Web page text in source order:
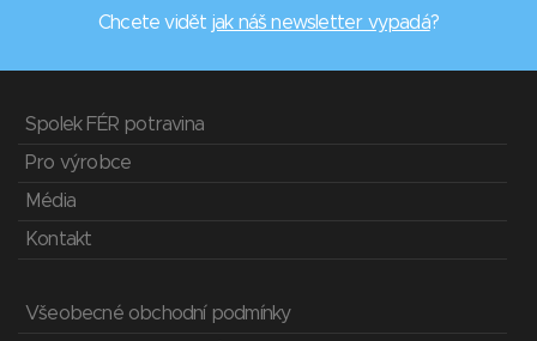
Chcete vidět jak náš newsletter vypadá?
Spolek FÉR potravina
Pro výrobce
Média
Kontakt
Všeobecné obchodní podmínky